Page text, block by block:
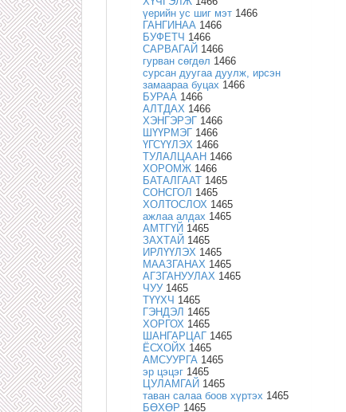
үерийн ус шиг мэт 1466
ГАНГИНАА 1466
БУФЕТЧ 1466
САРВАГАЙ 1466
гурван сөгдөл 1466
сурсан дуугаа дуулж, ирсэн
замаараа буцах 1466
БУРАА 1466
АЛТДАХ 1466
ХЭНГЭРЭГ 1466
ШҮҮРМЭГ 1466
ҮГСҮҮЛЭХ 1466
ТУЛАЛЦААН 1466
ХОРОМЖ 1466
БАТАЛГААТ 1465
СОНСГОЛ 1465
ХОЛТОСЛОХ 1465
ажлаа алдах 1465
АМТГҮЙ 1465
ЗАХТАЙ 1465
ИРЛҮҮЛЭХ 1465
МААЗГАНАХ 1465
АГЗГАНУУЛАХ 1465
ЧУУ 1465
ТҮҮХЧ 1465
ГЭНДЭЛ 1465
ХОРГОХ 1465
ШАНГАРЦАГ 1465
ЁСХОЙХ 1465
АМСУУРГА 1465
эр цэцэг 1465
ЦУЛАМГАЙ 1465
таван салаа боов хүртэх 1465
БӨХӨР 1465